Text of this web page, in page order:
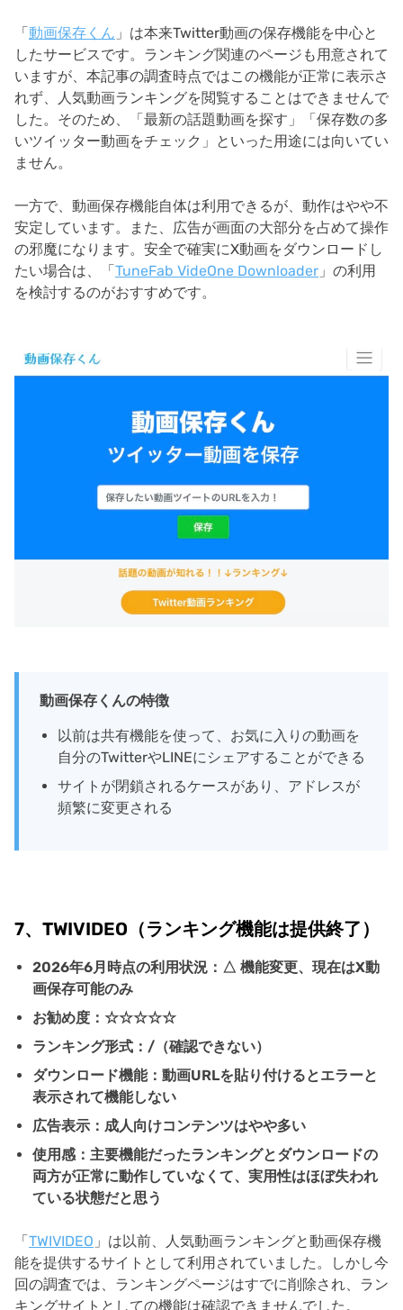
「動画保存くん 」は本来Twitter動画の保存機能を中心と
したサービスです。ランキング関連のページも用意されて
いますが、本記事の調査時点ではこの機能が正常に表示さ
れず、人気動画ランキングを閲覧することはできませんで
した。そのため、「最新の話題動画を探す」「保存数の多
いツイッター動画をチェック」といった用途には向いてい
ません。
一方で、動画保存機能自体は利用できるが、動作はやや不
安定しています。また、広告が画面の大部分を占めて操作
の邪魔になります。安全で確実にX動画をダウンロードし
たい場合は、「TuneFab VideOne Downloader 」の利用
を検討するのがおすすめです。
動画保存くんの特徴
以前は共有機能を使って、お気に入りの動画を
自分のTwitterやLINEにシェアすることができる
サイトが閉鎖されるケースがあり、アドレスが
頻繁に変更される
7、TWIVIDEO（ランキング機能は提供終了）
2026年6月時点の利用状況：△ 機能変更、現在はX動
画保存可能のみ
お勧め度：☆☆☆☆☆
ランキング形式：/（確認できない）
ダウンロード機能：動画URLを貼り付けるとエラーと
表示されて機能しない
広告表示：成人向けコンテンツはやや多い
使用感：主要機能だったランキングとダウンロードの
両方が正常に動作していなくて、実用性はほぼ失われ
ている状態だと思う
「TWIVIDEO 」は以前、人気動画ランキングと動画保存機
能を提供するサイトとして利用されていました。しかし今
回の調査では、ランキングページはすでに削除され、ラン
キングサイトとしての機能は確認できませんでした。